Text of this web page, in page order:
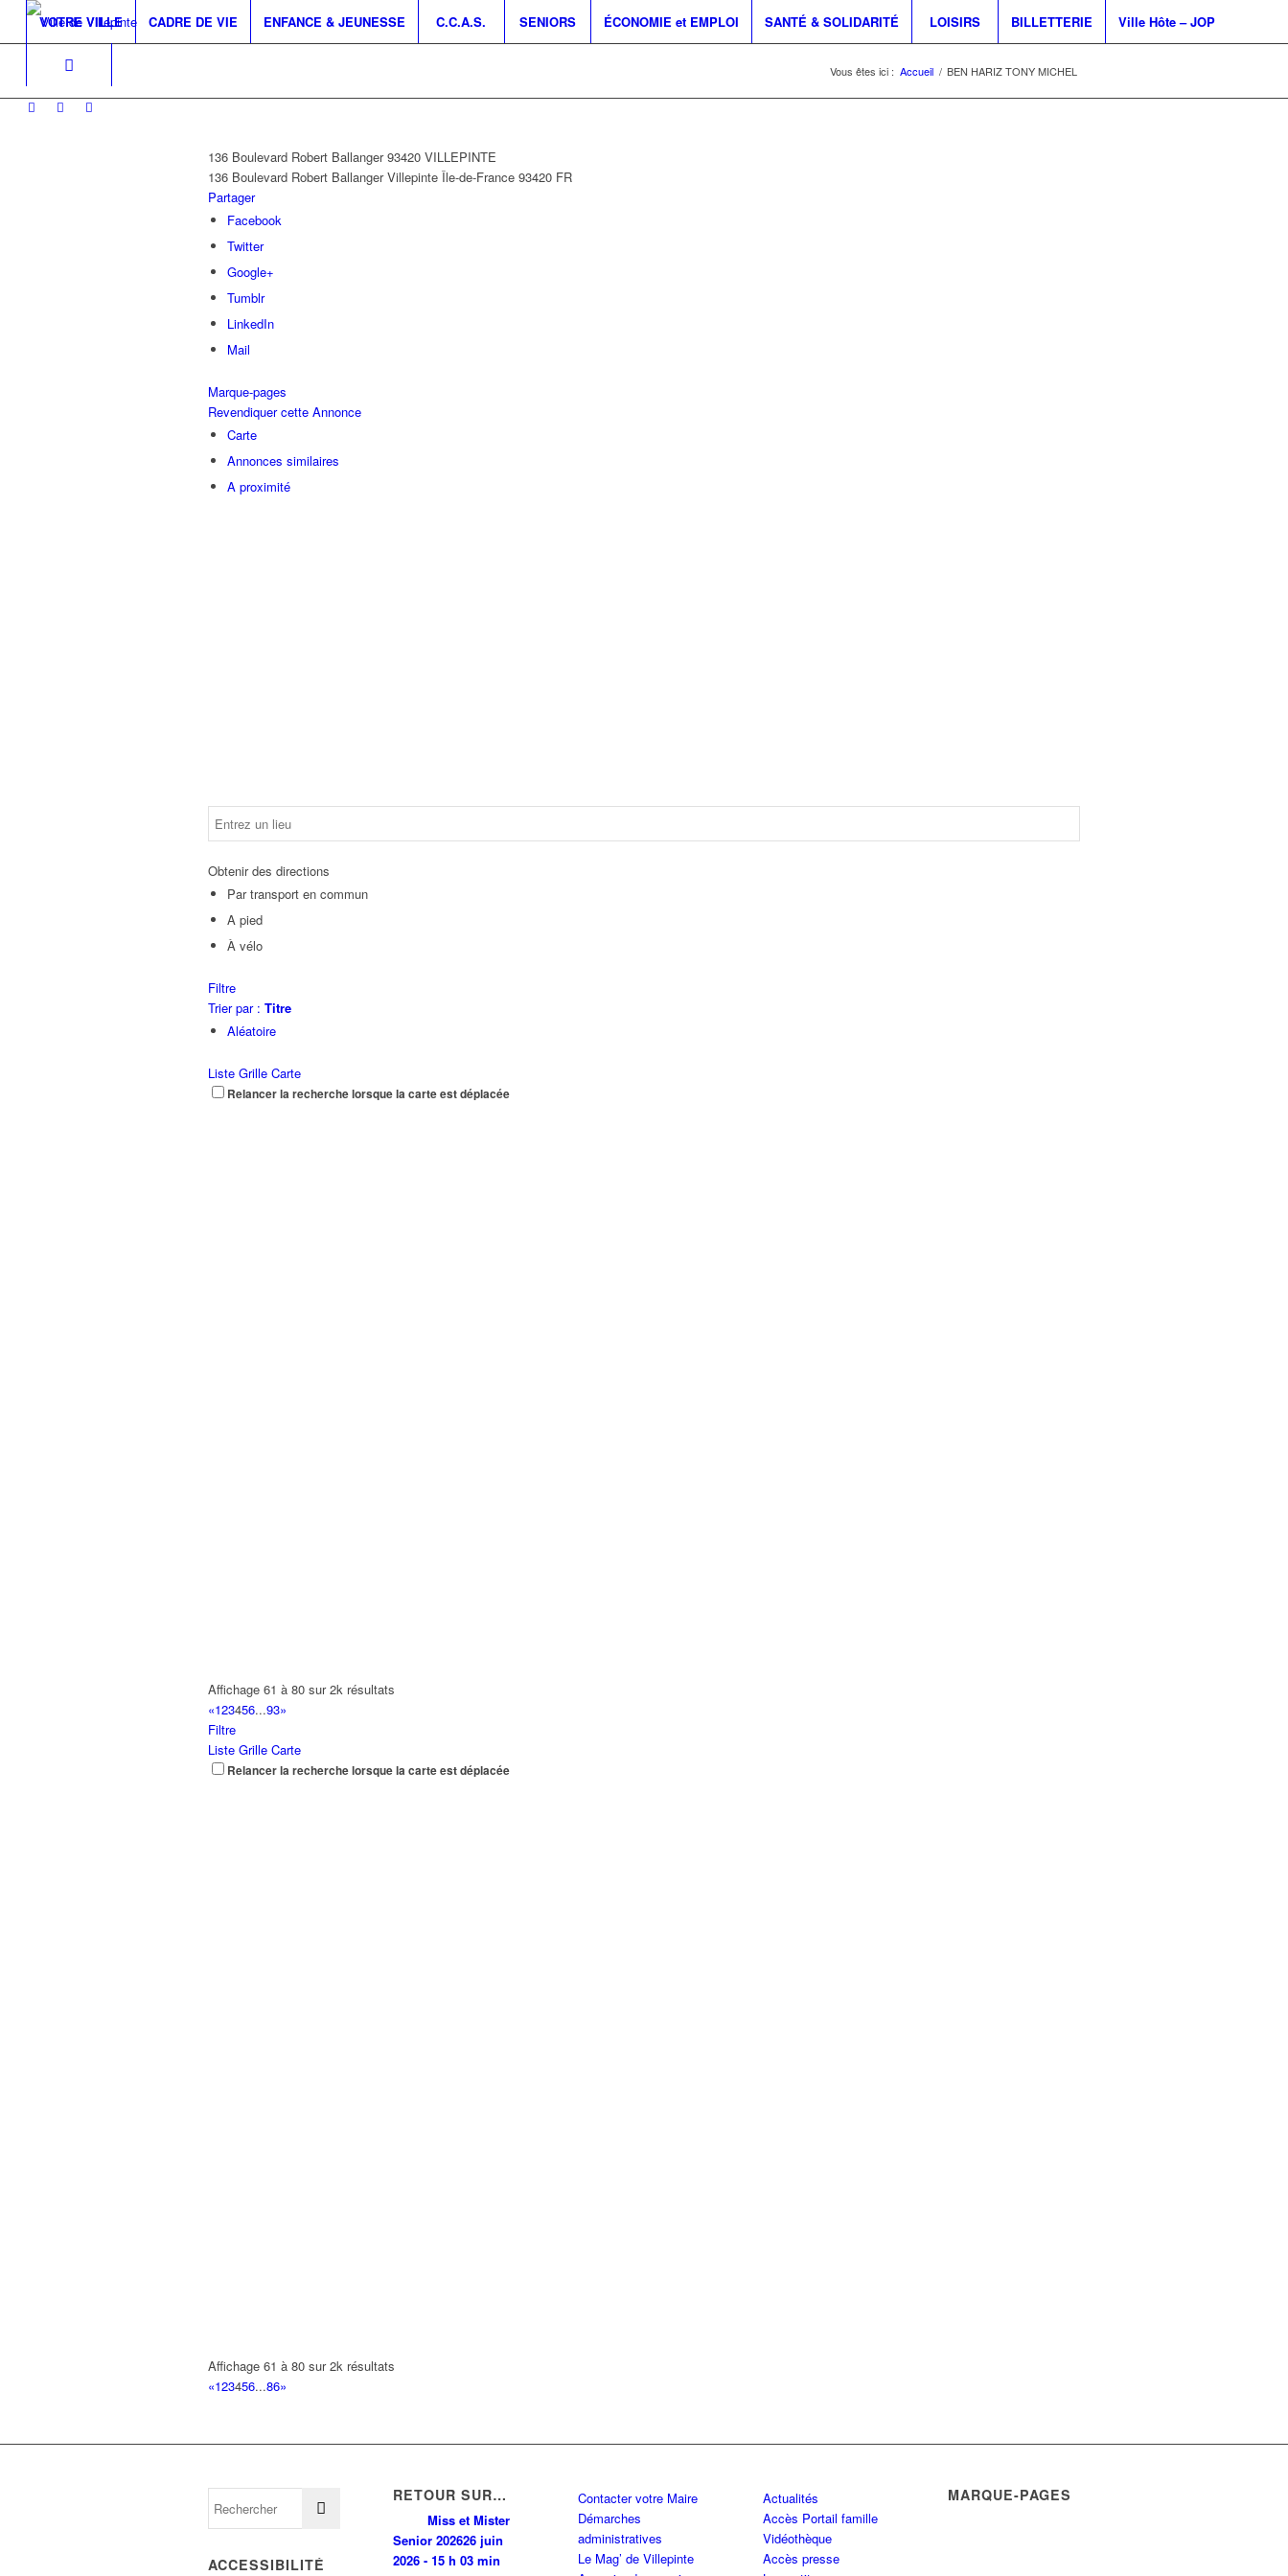
VOTRE VILLE CADRE DE VIE ENFANCE & JEUNESSE C.C.A.S. SENIORS ÉCONOMIE et EMPLOI SANTÉ & SOLIDARITÉ LOISIRS BILLETTERIE Ville Hôte – JOP
Vous êtes ici : Accueil / BEN HARIZ TONY MICHEL
136 Boulevard Robert Ballanger 93420 VILLEPINTE
136 Boulevard Robert Ballanger Villepinte Île-de-France 93420 FR
Partager
Facebook
Twitter
Google+
Tumblr
LinkedIn
Mail
Marque-pages
Revendiquer cette Annonce
Carte
Annonces similaires
A proximité
Obtenir des directions
Par transport en commun
A pied
À vélo
Filtre
Trier par : Titre
Aléatoire
Liste Grille Carte
Relancer la recherche lorsque la carte est déplacée
Affichage 61 à 80 sur 2k résultats
«123456...93»
Filtre
Liste Grille Carte
Relancer la recherche lorsque la carte est déplacée
Affichage 61 à 80 sur 2k résultats
«123456...86»
ACCESSIBILITÉ
RETOUR SUR…
Miss et Mister
Senior 202626 juin
2026 - 15 h 03 min
Contacter votre Maire
Démarches
administratives
Le Mag’ de Villepinte
Actualités
Accès Portail famille
Vidéothèque
Accès presse
MARQUE-PAGES